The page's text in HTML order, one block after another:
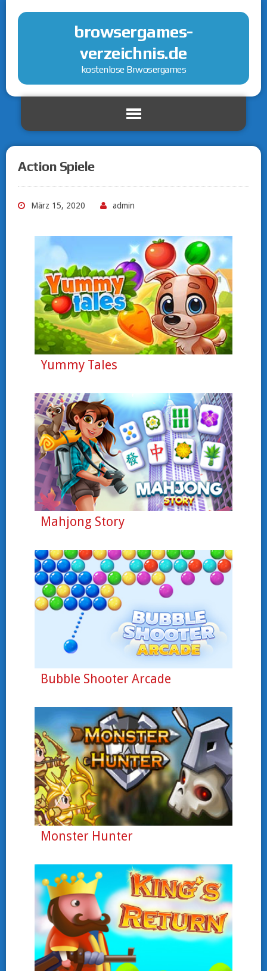
browsergames-
verzeichnis.de
kostenlose Brwosergames
Action Spiele
März 15, 2020 admin
Yummy Tales
Mahjong Story
Bubble Shooter Arcade
Monster Hunter